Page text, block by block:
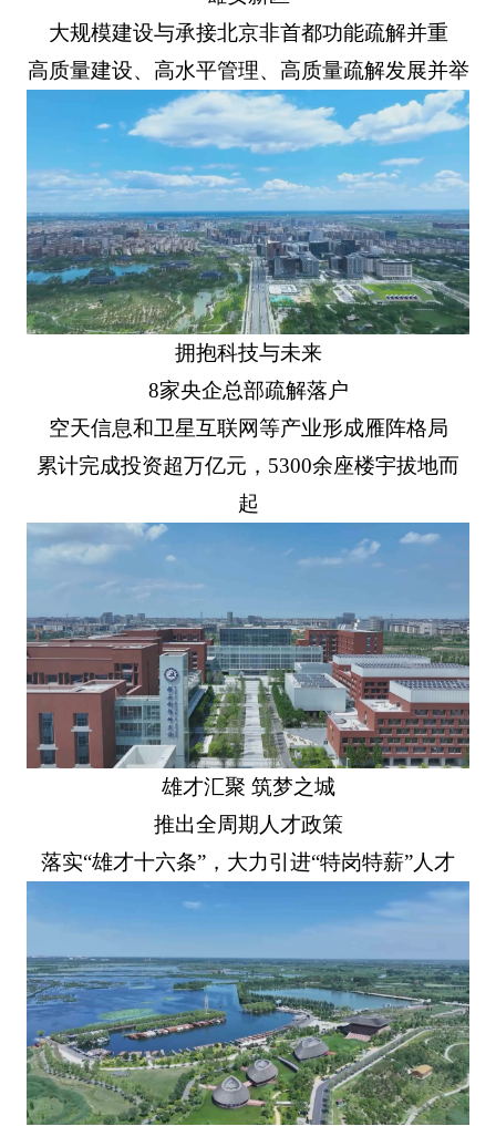
大规模建设与承接北京非首都功能疏解并重
高质量建设、高水平管理、高质量疏解发展并举
拥抱科技与未来
8家央企总部疏解落户
空天信息和卫星互联网等产业形成雁阵格局
累计完成投资超万亿元，5300余座楼宇拔地而
起
雄才汇聚 筑梦之城
推出全周期人才政策
落实“雄才十六条”，大力引进“特岗特薪”人才